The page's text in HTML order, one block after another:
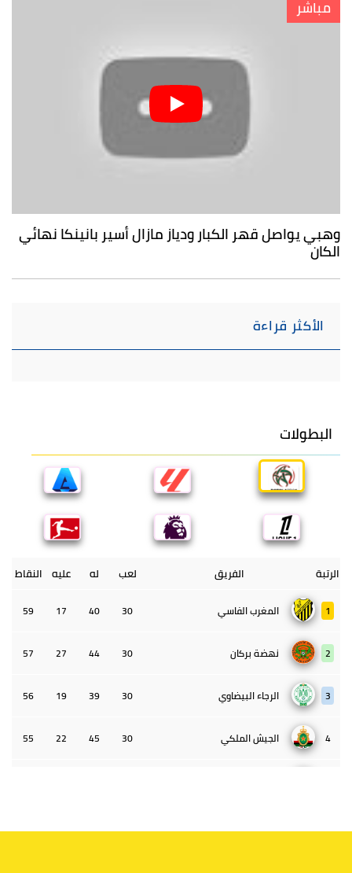
مباشر
وهبي يواصل قهر الكبار ودياز مازال أسير بانينكا نهائي
الكان
الأكثر قراءة
البطولات
الرتبة الفريق لعب له عليه النقاط
1 المغرب الفاسي 30
40
17
59
2 نهضة بركان 30
44
27
57
3 الرجاء البيضاوي 30
39
19
56
4 الجيش الملكي 30
45
22
55